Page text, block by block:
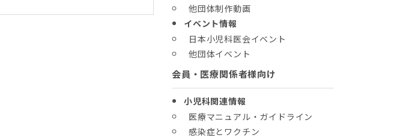
他団体制作動画
イベント情報
日本小児科医会イベント
他団体イベント
会員・医療関係者様向け
小児科関連情報
医療マニュアル・ガイドライン
感染症とワクチン